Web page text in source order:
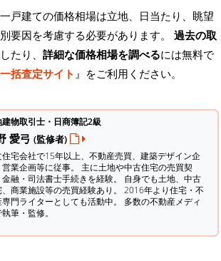
戸建ての価格相場は立地、日当たり、眺望
要因を考慮する必要があります。 過去の取
したり、 詳細な価格相場を調べるには無料で
括査定サイト 』をご利用ください。
物取引士・日商簿記2級
愛弓 (監修者)
住宅会社で15年以上、不動産売買、建築デザイン企
業企画等に従事。 主に土地や中古住宅の売買契
融・司法書士手続きを経験。 自身でも土地、中古
商業施設等の売買経験あり。 2016年より住宅・不
門ライターとしても活動中。 多数の不動産メディ
筆・監修。